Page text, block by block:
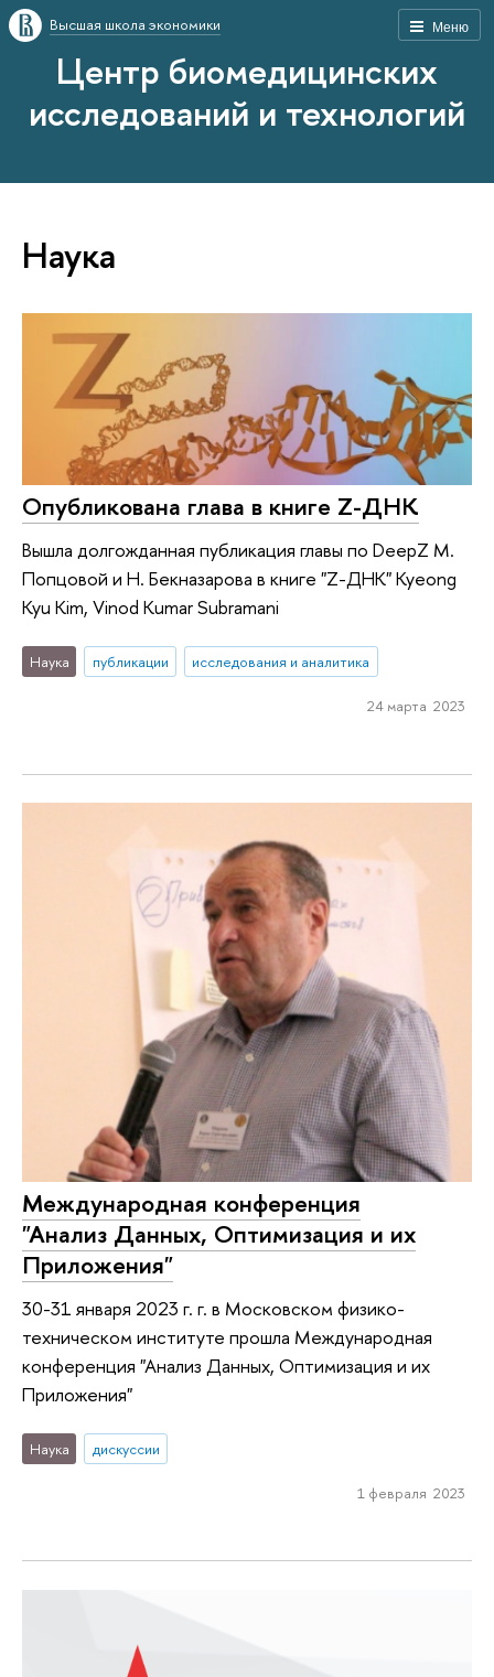
Меню
Высшая школа экономики
Центр биомедицинских
исследований и технологий
Наука
Опубликована глава в книге Z-ДНК
Вышла долгожданная публикация главы по DeepZ М.
Попцовой и Н. Бекназарова в книге "Z-ДНК" Kyeong
Kyu Kim, Vinod Kumar Subramani
Наука публикации исследования и аналитика
24 марта 2023
Международная конференция
"Анализ Данных, Оптимизация и их
Приложения"
30-31 января 2023 г. г. в Московском физико-
техническом институте прошла Международная
конференция "Анализ Данных, Оптимизация и их
Приложения"
Наука дискуссии
1 февраля 2023